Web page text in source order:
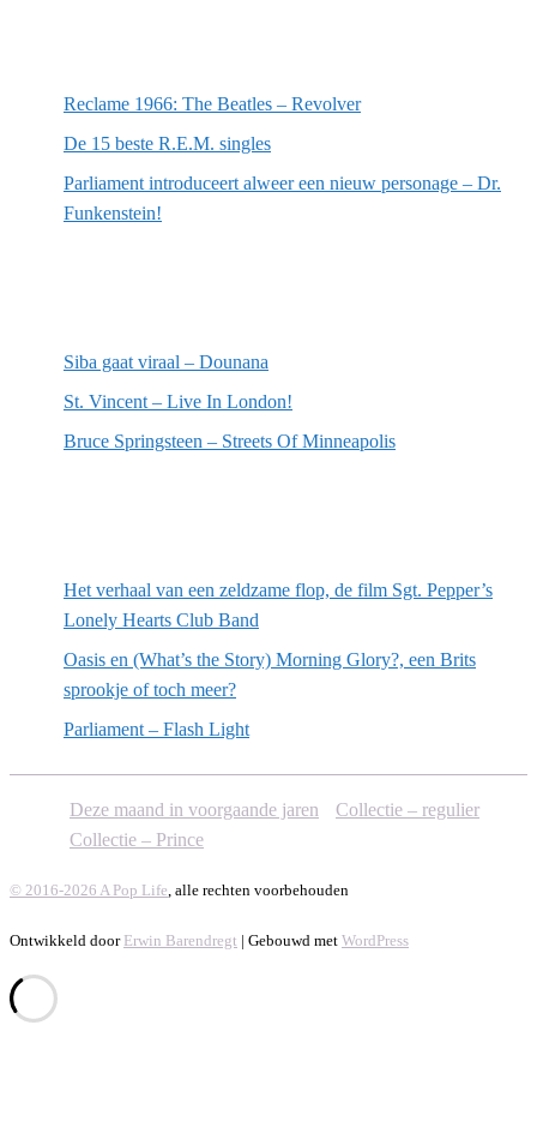
Reclame 1966: The Beatles – Revolver
De 15 beste R.E.M. singles
Parliament introduceert alweer een nieuw personage – Dr.
Funkenstein!
Siba gaat viraal – Dounana
St. Vincent – Live In London!
Bruce Springsteen – Streets Of Minneapolis
Het verhaal van een zeldzame flop, de film Sgt. Pepper’s
Lonely Hearts Club Band
Oasis en (What’s the Story) Morning Glory?, een Brits
sprookje of toch meer?
Parliament – Flash Light
Deze maand in voorgaande jaren
Collectie – regulier
Collectie – Prince
© 2016-2026 A Pop Life , alle rechten voorbehouden
Ontwikkeld door Erwin Barendregt | Gebouwd met WordPress